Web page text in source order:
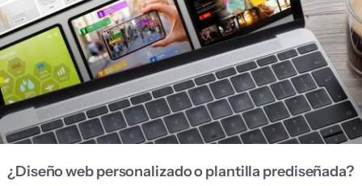
¿Diseño web personalizado o plantilla prediseñada?